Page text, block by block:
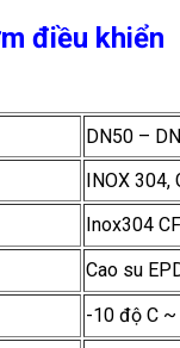
điều khiển
DN50 –
INOX
Inox304
Cao su
-10 độ C